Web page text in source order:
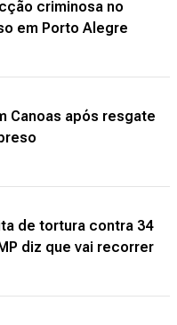
criminosa no
em Porto Alegre
Canoas após resgate
de tortura contra 34
diz que vai recorrer